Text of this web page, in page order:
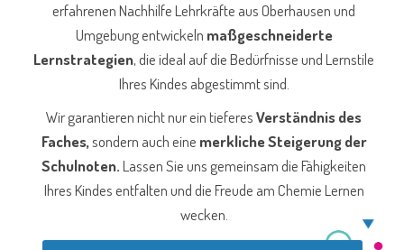
erfahrenen Nachhilfe Lehrkräfte aus Oberhausen und
Umgebung entwickeln maßgeschneiderte
Lernstrategien, die ideal auf die Bedürfnisse und Lernstile
Ihres Kindes abgestimmt sind.
Wir garantieren nicht nur ein tieferesVerständnis des
Faches,sondern auch eine merkliche Steigerung der
Schulnoten.Lassen Sie uns gemeinsam die Fähigkeiten
Ihres Kindes entfalten und die Freude am Chemie Lernen
wecken.